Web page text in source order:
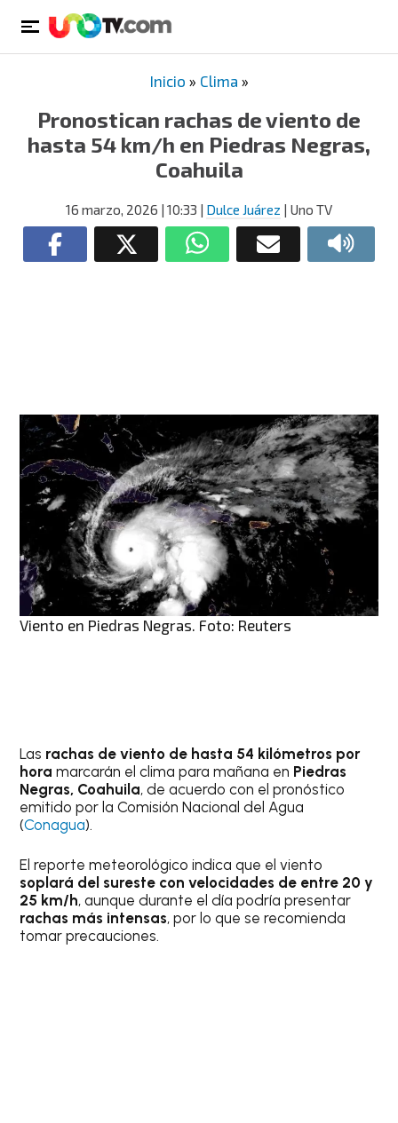
Inicio » Clima »
Pronostican rachas de viento de
hasta 54 km/h en Piedras Negras,
Coahuila
16 marzo, 2026 | 10:33 | Dulce Juárez | Uno TV
Viento en Piedras Negras. Foto: Reuters
Las rachas de viento de hasta 54 kilómetros por
hora marcarán el clima para mañana en Piedras
Negras, Coahuila, de acuerdo con el pronóstico
emitido por la Comisión Nacional del Agua
(Conagua).
El reporte meteorológico indica que el viento
soplará del sureste con velocidades de entre 20 y
25 km/h, aunque durante el día podría presentar
rachas más intensas, por lo que se recomienda
tomar precauciones.